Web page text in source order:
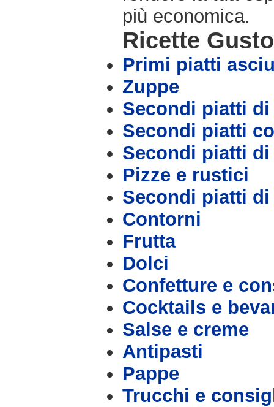
più economica.
Ricette
Primi piatti
Zuppe
Secondi piatti di
Secondi piatti
Secondi piatti
Pizze e rustici
Secondi piatti di
Contorni
Frutta
Dolci
Confetture e
Cocktails e
Salse e creme
Antipasti
Pappe
Trucchi e